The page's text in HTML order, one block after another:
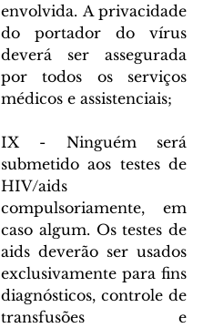
envolvida. A privacidade
do portador do vírus
deverá ser assegurada
por todos os serviços
médicos e assistenciais;
IX - Ninguém será
submetido aos testes de
HIV/aids
compulsoriamente, em
caso algum. Os testes de
aids deverão ser usados
exclusivamente para fins
diagnósticos, controle de
transfusões e